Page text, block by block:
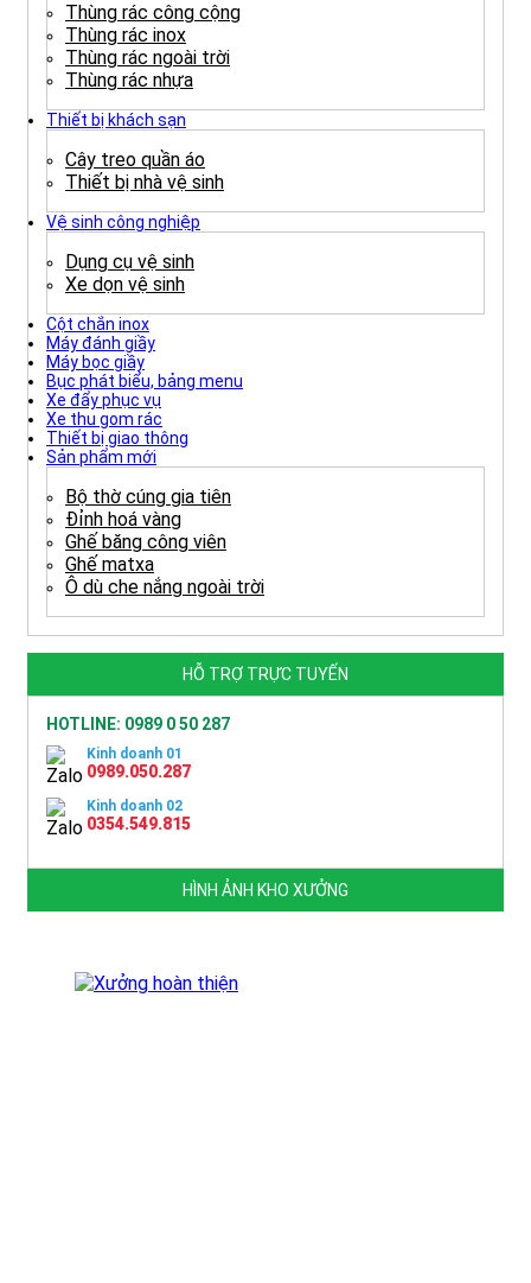
Thùng rác công cộng
Thùng rác inox
Thùng rác ngoài trời
Thùng rác nhựa
Thiết bị khách sạn
Cây treo quần áo
Thiết bị nhà vệ sinh
Vệ sinh công nghiệp
Dụng cụ vệ sinh
Xe dọn vệ sinh
Cột chắn inox
Máy đánh giầy
Máy bọc giầy
Bục phát biểu, bảng menu
Xe đẩy phục vụ
Xe thu gom rác
Thiết bị giao thông
Sản phẩm mới
Bộ thờ cúng gia tiên
Đỉnh hoá vàng
Ghế băng công viên
Ghế matxa
Ô dù che nắng ngoài trời
HỖ TRỢ TRỰC TUYẾN
HOTLINE: 0989 0 50 287
Kinh doanh 01
0989.050.287
Kinh doanh 02
0354.549.815
HÌNH ẢNH KHO XƯỞNG